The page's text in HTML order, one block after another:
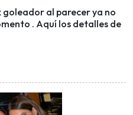
goleador al parecer ya no
. Aquí los detalles de